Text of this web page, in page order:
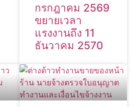
กรกฎาคม 2569
ขยายเวลา
แรงงานถึง 11
ธันวาคม 2570